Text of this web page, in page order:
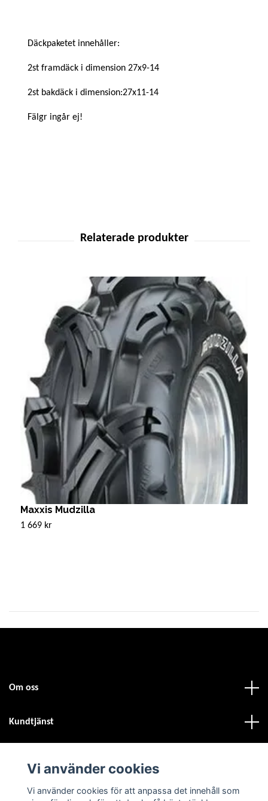
Däckpaketet innehåller:
2st framdäck i dimension 27x9-14
2st bakdäck i dimension:27x11-14
Fälgr ingår ej!
Maxxis Mudzilla
1 669 kr
Om oss
Kundtjänst
Sociala medier
Vi använder cookies
Vi använder cookies för att anpassa det innehåll som